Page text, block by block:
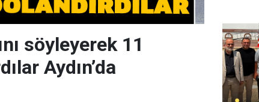
söyleyerek 11
Aydın’da